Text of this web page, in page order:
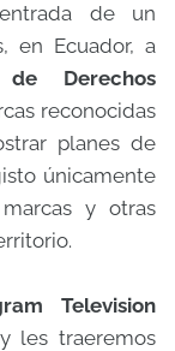
de un
en Ecuador, a
Derechos
reconocidas
planes de
únicamente
y otras
Television
les traeremos